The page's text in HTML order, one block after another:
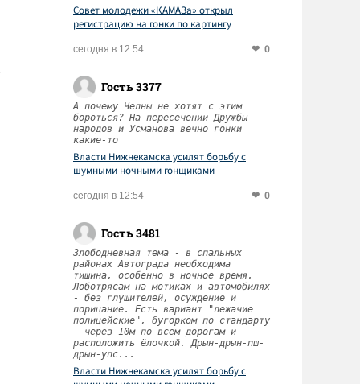
Совет молодежи «КАМАЗа» открыл
регистрацию на гонки по картингу
сегодня в 12:54 0
Гость 3377
А почему Челны не хотят с этим
бороться? На пересечении Дружбы
народов и Усманова вечно гонки
какие-то
Власти Нижнекамска усилят борьбу с
шумными ночными гонщиками
сегодня в 12:54 0
Гость 3481
Злободневная тема - в спальных
районах Автограда необходима
тишина, особенно в ночное время.
Лоботрясам на мотиках и автомобилях
- без глушителей, осуждение и
порицание. Есть вариант "лежачие
полицейские", бугорком по стандарту
- через 10м по всем дорогам и
расположить ёлочкой. Дрын-дрын-пш-
дрын-упс...
Власти Нижнекамска усилят борьбу с